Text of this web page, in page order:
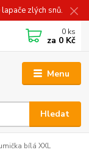
zlých snů.
Menu
Hledat
0 ks
za 0 Kč
bílá XXL